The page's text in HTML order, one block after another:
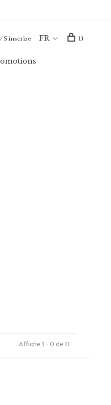
S'inscrire FR 0
Affiche 1 - 0 de 0